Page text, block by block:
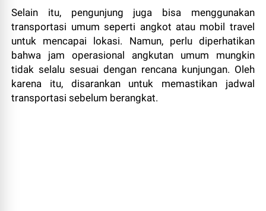
Selain itu, pengunjung juga bisa menggunakan
transportasi umum seperti angkot atau mobil travel
untuk mencapai lokasi. Namun, perlu diperhatikan
bahwa jam operasional angkutan umum mungkin
tidak selalu sesuai dengan rencana kunjungan. Oleh
karena itu, disarankan untuk memastikan jadwal
transportasi sebelum berangkat.